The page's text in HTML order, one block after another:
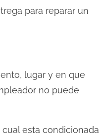
para reparar un
lugar y en que
no puede
esta condicionada